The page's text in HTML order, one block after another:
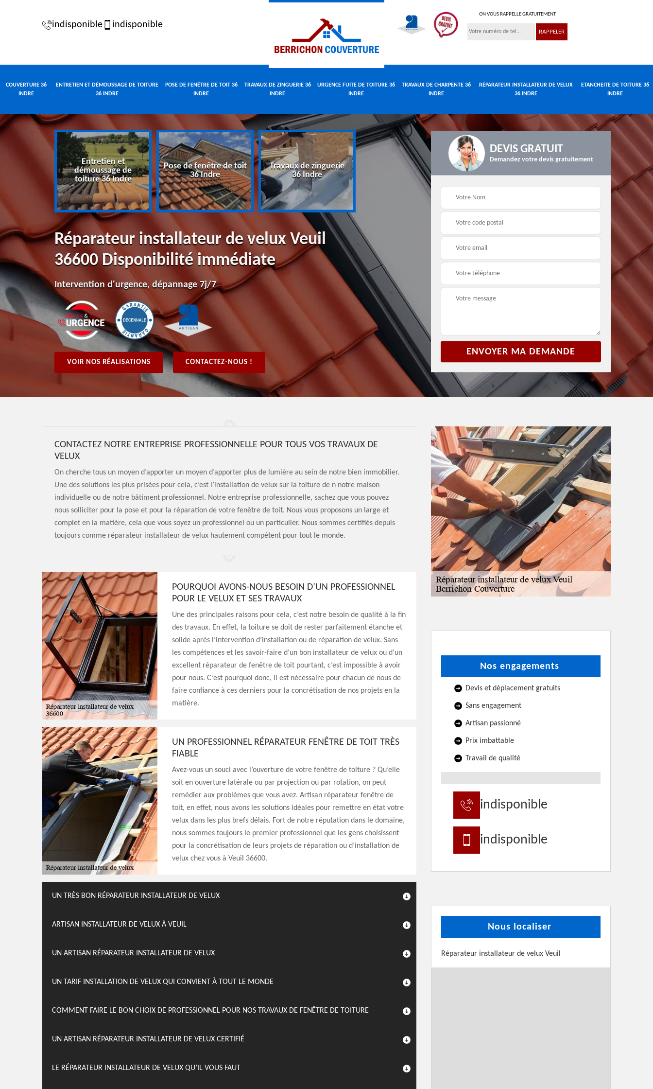
indisponible indisponible
ON VOUS RAPPELLE GRATUITEMENT
COUVERTURE 36
INDRE
ENTRETIEN ET DÉMOUSSAGE DE TOITURE
36 INDRE
POSE DE FENÊTRE DE TOIT 36
INDRE
TRAVAUX DE ZINGUERIE 36
INDRE
URGENCE FUITE DE TOITURE 36
INDRE
TRAVAUX DE CHARPENTE 36
INDRE
RÉPARATEUR INSTALLATEUR DE VELUX
36 INDRE
ETANCHEITE DE TOITURE 36
INDRE
Entretien et
démoussage de
toiture 36 Indre
Pose de fenêtre de toit
36 Indre
Travaux de zinguerie
36 Indre
Urgence fuite de
toiture 36 Indre
Travaux de charpente
36 Indre
Réparateur
installateur de velux
36 Indre
Réparateur installateur de velux Veuil
36600 Disponibilité immédiate
Intervention d'urgence, dépannage 7j/7
VOIR NOS RÉALISATIONS CONTACTEZ-NOUS !
DEVIS GRATUIT
Demandez votre devis gratuitement
CONTACTEZ NOTRE ENTREPRISE PROFESSIONNELLE POUR TOUS VOS TRAVAUX DE
VELUX
On cherche tous un moyen d’apporter un moyen d’apporter plus de lumière au sein de notre bien immobilier.
Une des solutions les plus prisées pour cela, c’est l’installation de velux sur la toiture de n notre maison
individuelle ou de notre bâtiment professionnel. Notre entreprise professionnelle, sachez que vous pouvez
nous solliciter pour la pose et pour la réparation de votre fenêtre de toit. Nous vous proposons un large et
complet en la matière, cela que vous soyez un professionnel ou un particulier. Nous sommes certifiés depuis
toujours comme réparateur installateur de velux hautement compétent pour tout le monde.
POURQUOI AVONS-NOUS BESOIN D’UN PROFESSIONNEL
POUR LE VELUX ET SES TRAVAUX
Une des principales raisons pour cela, c’est notre besoin de qualité à la fin
des travaux. En effet, la toiture se doit de rester parfaitement étanche et
solide après l’intervention d’installation ou de réparation de velux. Sans
les compétences et les savoir-faire d’un bon installateur de velux ou d’un
excellent réparateur de fenêtre de toit pourtant, c’est impossible à avoir
pour nous. C’est pourquoi donc, il est nécessaire pour chacun de nous de
faire confiance à ces derniers pour la concrétisation de nos projets en la
matière.
UN PROFESSIONNEL RÉPARATEUR FENÊTRE DE TOIT TRÈS
FIABLE
Avez-vous un souci avec l’ouverture de votre fenêtre de toiture ? Qu’elle
soit en ouverture latérale ou par projection ou par rotation, on peut
remédier aux problèmes que vous avez. Artisan réparateur fenêtre de
toit, en effet, nous avons les solutions idéales pour remettre en état votre
velux dans les plus brefs délais. Fort de notre réputation dans le domaine,
nous sommes toujours le premier professionnel que les gens choisissent
pour la concrétisation de leurs projets de réparation ou d’installation de
velux chez vous à Veuil 36600.
UN TRÈS BON RÉPARATEUR INSTALLATEUR DE VELUX
ARTISAN INSTALLATEUR DE VELUX À VEUIL
UN ARTISAN RÉPARATEUR INSTALLATEUR DE VELUX
UN TARIF INSTALLATION DE VELUX QUI CONVIENT À TOUT LE MONDE
COMMENT FAIRE LE BON CHOIX DE PROFESSIONNEL POUR NOS TRAVAUX DE FENÊTRE DE TOITURE
UN ARTISAN RÉPARATEUR INSTALLATEUR DE VELUX CERTIFIÉ
LE RÉPARATEUR INSTALLATEUR DE VELUX QU’IL VOUS FAUT
Nos engagements
Devis et déplacement gratuits
Sans engagement
Artisan passionné
Prix imbattable
Travail de qualité
indisponible
indisponible
Nous localiser
Réparateur installateur de velux Veuil